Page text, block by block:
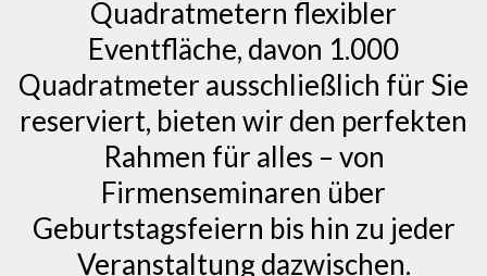
Quadratmetern flexibler
Eventfläche, davon 1.000
Quadratmeter ausschließlich für Sie
reserviert, bieten wir den perfekten
Rahmen für alles – von
Firmenseminaren über
Geburtstagsfeiern bis hin zu jeder
Veranstaltung dazwischen.